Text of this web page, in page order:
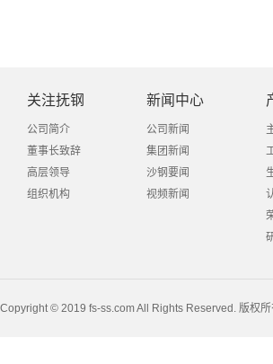
关注抚钢
公司简介
董事长致辞
高层领导
组织机构
新闻中心
公司新闻
集团新闻
沙钢要闻
视频新闻
Copyright © 2019 fs-ss.com All Rights Reserved. 版权所